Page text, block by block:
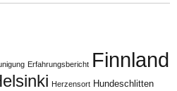
Erfahrungsbericht Finnland
Herzensort Hundeschlitten